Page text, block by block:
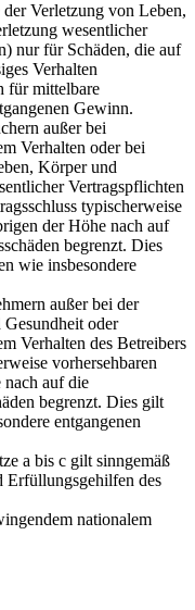
Verletzung von Leben,
wesentlicher
nur für Schäden, die auf
Verhalten
für mittelbare
Gewinn.
außer bei
Verhalten oder bei
Körper und
Vertragspflichten
typischerweise
der Höhe nach auf
begrenzt. Dies
wie insbesondere
außer bei der
oder
Verhalten des Betreibers
vorhersehbaren
nach auf die
begrenzt. Dies gilt
entgangenen
a bis c gilt sinngemäß
Erfüllungsgehilfen des
nationalem